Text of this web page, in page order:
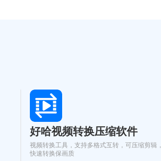
好哈视频转换压缩软件
视频转换工具，支持多格式互转，可压缩剪辑，
快速转换保画质